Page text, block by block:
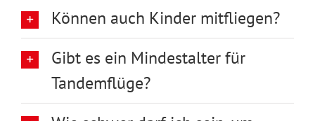
Können auch Kinder mitfliegen?
Gibt es ein Mindestalter für
Tandemflüge?